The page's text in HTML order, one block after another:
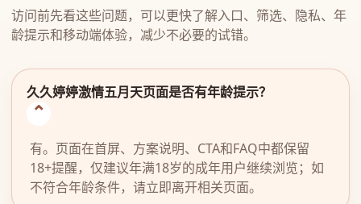
访问前先看这些问题，可以更快了解入口、筛选、隐私、年
龄提示和移动端体验，减少不必要的试错。
久久婷婷激情五月天页面是否有年龄提示？
有。页面在首屏、方案说明、CTA和FAQ中都保留
18+提醒，仅建议年满18岁的成年用户继续浏览；如
不符合年龄条件，请立即离开相关页面。